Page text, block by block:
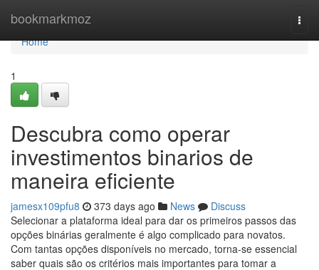
bookmarkmoz
Home
Home
1
Descubra como operar
investimentos binarios de
maneira eficiente
jamesx109pfu8 373 days ago News
Discuss
Selecionar a plataforma ideal para dar os primeiros passos das
opções binárias geralmente é algo complicado para novatos.
Com tantas opções disponíveis no mercado, torna-se essencial
saber quais são os critérios mais importantes para tomar a